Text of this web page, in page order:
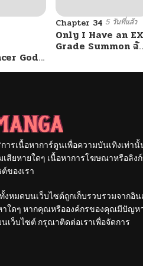
God
Chapter 34 5 วันที่แล้ว
Only I Have an
Grade Summon ฉั
EX
ารเนื้อหาการ์ตูนเพื่อความบันเทิงเท่า
สียหายใดๆ เนื้อหาการโฆษณาหรือลิง
ของเรา
หมดบนเว็บไซต์ถูกเก็บรวบรวมจากอิน
ใดๆ หากคุณหรือองค์กรของคุณมีปัญห
เว็บไซต์ กรุณาติดต่อเราเพื่อจัดการ